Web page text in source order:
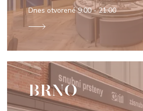
Dnes otvorené9:00 - 21:00
BRNO